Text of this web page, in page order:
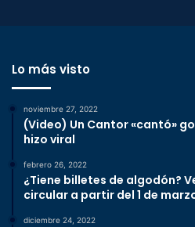
Lo más visto
noviembre 27, 2022
(Video) Un Cantor «cantó»
hizo viral
febrero 26, 2022
¿Tiene billetes de algodón?
circular a partir del 1 de
diciembre 24, 2022